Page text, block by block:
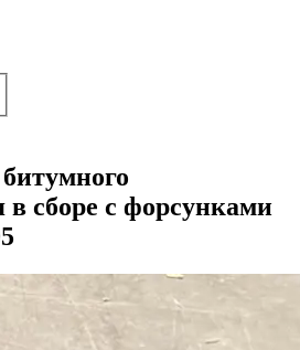
в сборе с форсунками